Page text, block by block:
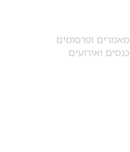
מאמרים ופרסומים
כנסים ואירועים